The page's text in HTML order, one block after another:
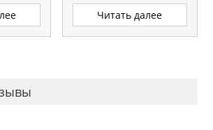
Читать далее